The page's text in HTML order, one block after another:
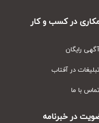
در کسب و کار
رایگان
در آفتاب
با ما
در خبرنامه